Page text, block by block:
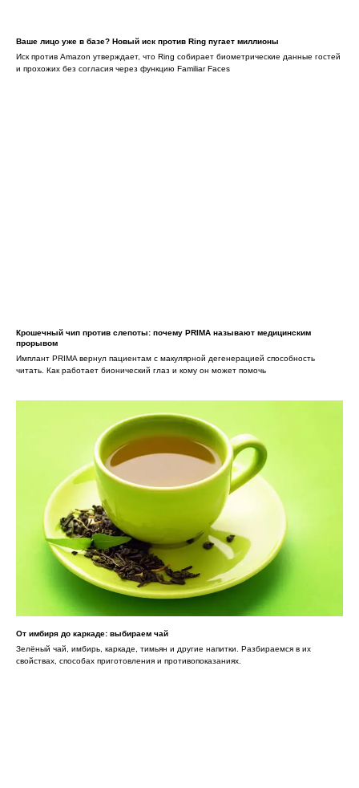
Ваше лицо уже в базе? Новый иск против Ring пугает миллионы
Иск против Amazon утверждает, что Ring собирает биометрические данные гостей
и прохожих без согласия через функцию Familiar Faces
Крошечный чип против слепоты: почему PRIMA называют медицинским
прорывом
Имплант PRIMA вернул пациентам с макулярной дегенерацией способность
читать. Как работает бионический глаз и кому он может помочь
От имбиря до каркаде: выбираем чай
Зелёный чай, имбирь, каркаде, тимьян и другие напитки. Разбираемся в их
свойствах, способах приготовления и противопоказаниях.